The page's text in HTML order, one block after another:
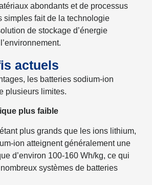
abondants et de processus
simples fait de la technologie
de stockage d’énergie
actuels
les batteries sodium-ion
plusieurs limites.
plus faible
plus grands que les ions lithium,
ion atteignent généralement une
d’environ 100-160 Wh/kg, ce qui
systèmes de batteries